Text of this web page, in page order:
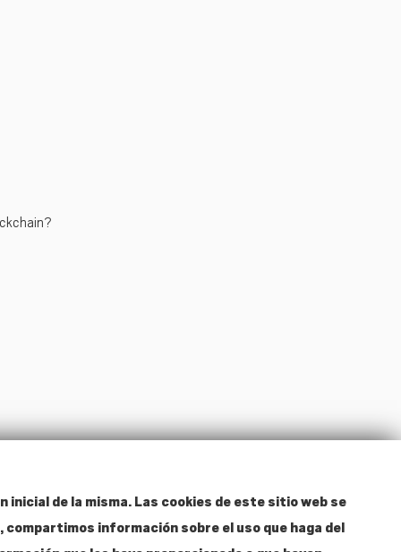
de la misma. Las cookies de este sitio web se
información sobre el uso que haga del